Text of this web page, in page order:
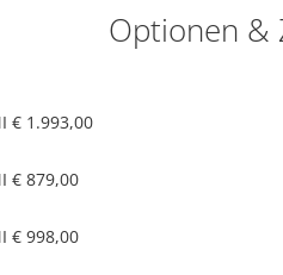
Optionen &
€ 1.993,00
€ 879,00
€ 998,00